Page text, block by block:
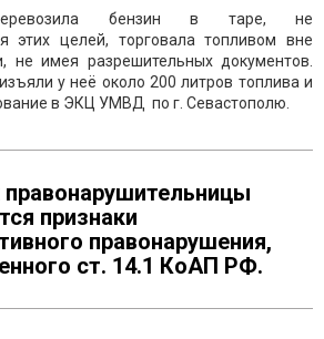
перевозила бензин в таре, не
этих целей, торговала топливом вне
не имея разрешительных документов.
у неё около 200 литров топлива и
в ЭКЦ УМВД по г. Севастополю.
правонарушительницы
признаки
правонарушения,
ст. 14.1 КоАП РФ.